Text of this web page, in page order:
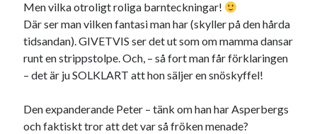
Men vilka otroligt roliga barnteckningar!
Där ser man vilken fantasi man har (skyller på den hårda
tidsandan). GIVETVIS ser det ut som om mamma dansar
runt en strippstolpe. Och, – så fort man får förklaringen
– det är ju SOLKLART att hon säljer en snöskyffel!
Den expanderande Peter – tänk om han har Asperbergs
och faktiskt tror att det var så fröken menade?